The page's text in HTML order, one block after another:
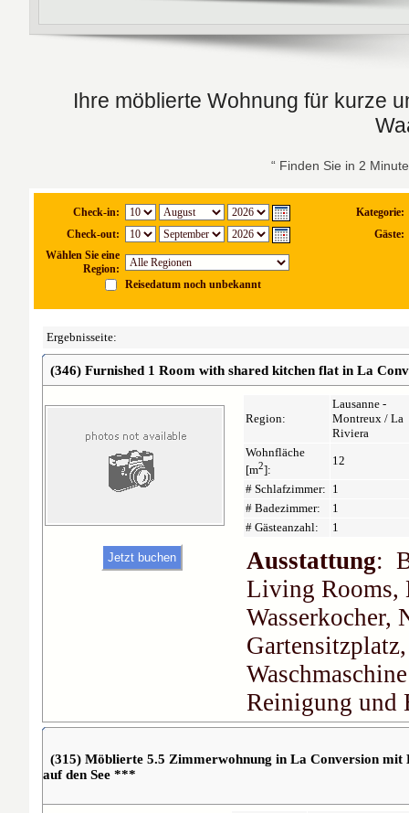
Ihre möblierte Wohnung für kurze
“ Finden Sie in 2